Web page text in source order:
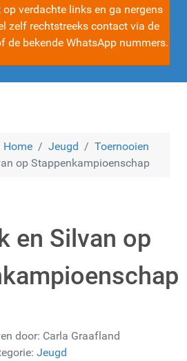
verdachte links en ga nergens
zelf rechtstreeks contact via de
de bekende WhatsApp nummers.
Home Jeugd
Toernooien
op Stappenkampioenschap
en Silvan op
door: Carla Graafland
Jeugd